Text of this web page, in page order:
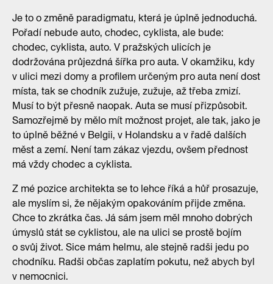
Je to o změně paradigmatu, která je úplně jednoduchá.
Pořadí nebude auto, chodec, cyklista, ale bude:
chodec, cyklista, auto. V pražských ulicích je
dodržována průjezdná šířka pro auta. V okamžiku, kdy
v ulici mezi domy a profilem určeným pro auta není dost
místa, tak se chodník zužuje, zužuje, až třeba zmizí.
Musí to být přesně naopak. Auta se musí přizpůsobit.
Samozřejmě by mělo mít možnost projet, ale tak, jako je
to úplně běžné v Belgii, v Holandsku a v řadě dalších
měst a zemí. Není tam zákaz vjezdu, ovšem přednost
má vždy chodec a cyklista.
Z mé pozice architekta se to lehce říká a hůř prosazuje,
ale myslím si, že nějakým opakováním přijde změna.
Chce to zkrátka čas. Já sám jsem měl mnoho dobrých
úmyslů stát se cyklistou, ale na ulici se prostě bojím
o svůj život. Sice mám helmu, ale stejně radši jedu po
chodníku. Radši občas zaplatím pokutu, než abych byl
v nemocnici.